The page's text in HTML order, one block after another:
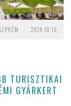
2024.10.16.
TURISZTIKAI
GYÁRKERT